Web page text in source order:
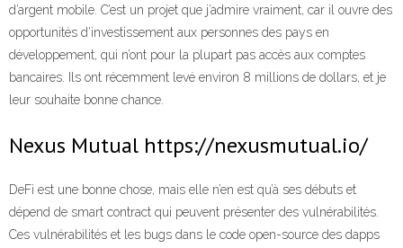
d’argent mobile. C’est un projet que j’admire vraiment, car il ouvre des
opportunités d’investissement aux personnes des pays en
développement, qui n’ont pour la plupart pas accès aux comptes
bancaires. Ils ont récemment levé environ 8 millions de dollars, et je
leur souhaite bonne chance.
Nexus Mutual https://nexusmutual.io/
DeFi est une bonne chose, mais elle n’en est qu’à ses débuts et
dépend de smart contract qui peuvent présenter des vulnérabilités.
Ces vulnérabilités et les bugs dans le code open-source des dapps